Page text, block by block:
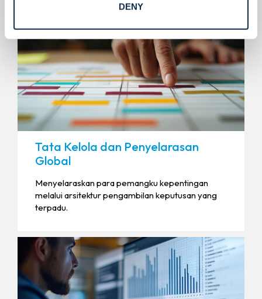
DENY
Tata Kelola dan Penyelarasan
Global
Menyelaraskan para pemangku kepentingan
melalui arsitektur pengambilan keputusan yang
terpadu.